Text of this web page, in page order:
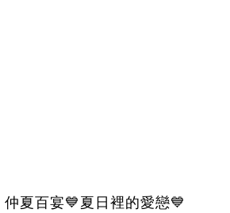
仲夏百宴💙夏日裡的愛戀💙